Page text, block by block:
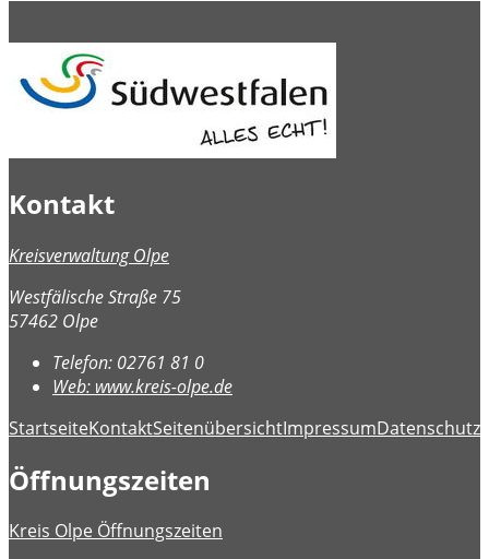
Kontakt
Kreisverwaltung Olpe
Westfälische Straße 75
57462 Olpe
Telefon: 02761 81 0
Web: www.kreis-olpe.de
StartseiteKontaktSeitenübersichtImpressumDatenschutz
Öffnungszeiten
Kreis Olpe Öffnungszeiten